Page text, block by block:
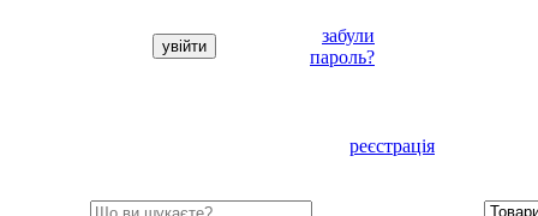
забули
пароль?
реєстрація